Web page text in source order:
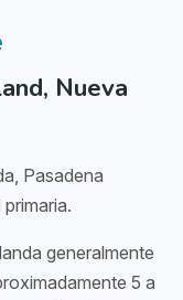
Nueva
Pasadena
generalmente
5 a